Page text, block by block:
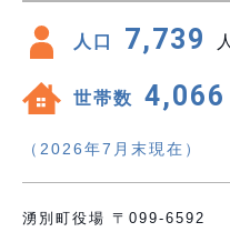
人口 7,739 人
世帯数 4,066
（2026年7月末現在）
湧別町役場 〒099-6592